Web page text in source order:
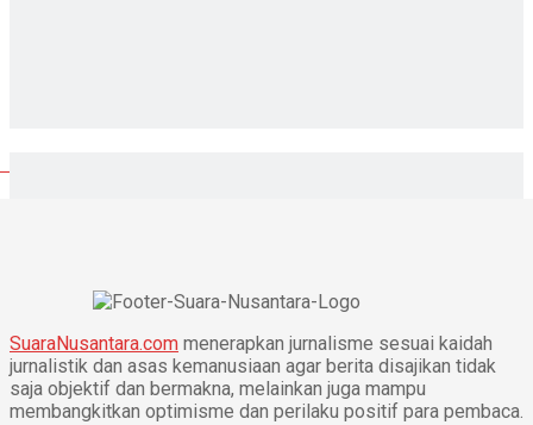
SuaraNusantara.com menerapkan jurnalisme sesuai kaidah
jurnalistik dan asas kemanusiaan agar berita disajikan tidak
saja objektif dan bermakna, melainkan juga mampu
membangkitkan optimisme dan perilaku positif para pembaca.